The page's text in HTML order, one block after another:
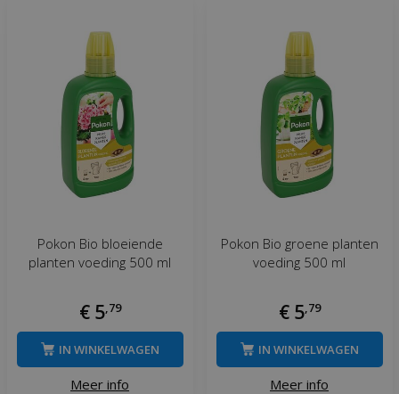
Pokon Bio bloeiende
planten voeding 500 ml
€ 5 79
Meer info
IN WINKELWAGEN
Pokon Bio groene planten
voeding 500 ml
€ 5 79
Meer info
IN WINKELWAGEN